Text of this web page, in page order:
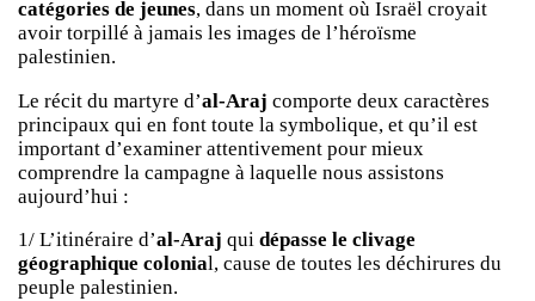
catégories de jeunes, dans un moment où Israël croyait
avoir torpillé à jamais les images de l’héroïsme
palestinien.
Le récit du martyre d’al-Araj comporte deux caractères
principaux qui en font toute la symbolique, et qu’il est
important d’examiner attentivement pour mieux
comprendre la campagne à laquelle nous assistons
aujourd’hui :
1/ L’itinéraire d’al-Araj qui dépasse le clivage
géographique colonial, cause de toutes les déchirures du
peuple palestinien.